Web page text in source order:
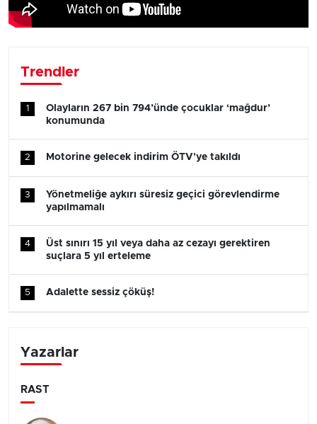
Trendler
1
Olayların 267 bin 794’ünde çocuklar ‘mağdur’
konumunda
2 Motorine gelecek indirim ÖTV'ye takıldı
3
Yönetmeliğe aykırı süresiz geçici görevlendirme
yapılmamalı
4
Üst sınırı 15 yıl veya daha az cezayı gerektiren
suçlara 5 yıl erteleme
5 Adalette sessiz çöküş!
Yazarlar
RAST